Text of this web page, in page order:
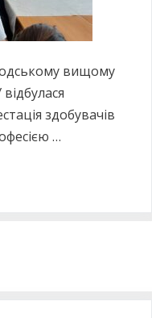
вищому
здобувачів
…